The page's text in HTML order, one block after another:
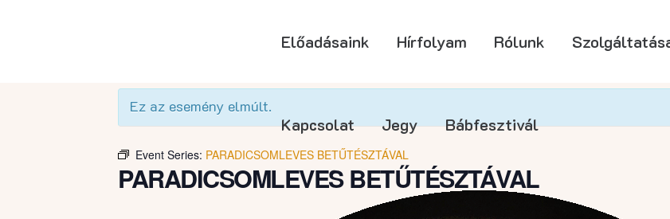
Előadásaink Hírfolyam Rólunk
Kapcsolat Jegy Bábfesztivál
Ez az esemény elmúlt.
Event Series: PARADICSOMLEVES BETŰTÉSZTÁVAL
PARADICSOMLEVES BETŰTÉSZTÁVAL